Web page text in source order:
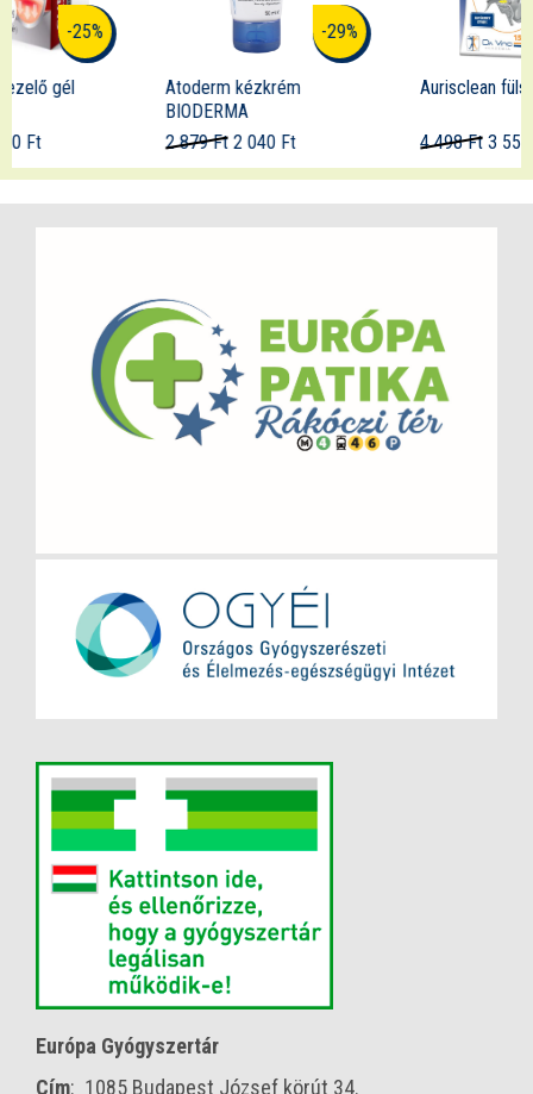
Atoderm kézkrém
2 879 Ft
-21%
Aurisclean fülspray
4 498 Ft
Európa Gyógyszertár
Cím: 1085 Budapest József körút 34.